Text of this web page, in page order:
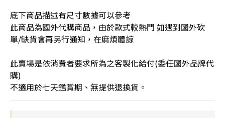
底下商品描述有尺寸數據可以參考
此商品為國外代購商品，由於款式較熱門 如遇到國外砍
單/缺貨會再另行通知，在麻煩體諒
此賣場是依消費者要求所為之客製化給付(委任國外品牌代
購)
不適用於七天鑑賞期、無提供退換貨。